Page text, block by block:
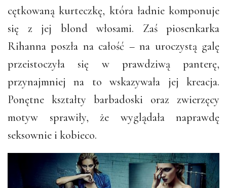
cętkowaną kurteczkę, która ładnie komponuje
się z jej blond włosami. Zaś piosenkarka
Rihanna poszła na całość – na uroczystą galę
przeistoczyła się w prawdziwą panterę,
przynajmniej na to wskazywała jej kreacja.
Ponętne kształty barbadoski oraz zwierzęcy
motyw sprawiły, że wyglądała naprawdę
seksownie i kobieco.